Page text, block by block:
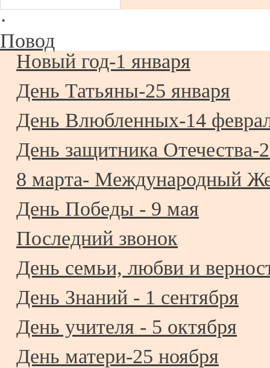
·
Повод
Новый год-1 января
День Татьяны-25 января
День Влюбленных-14
День защитника Отечества-
8 марта- Международный
День Победы - 9 мая
Последний звонок
День семьи, любви и
День Знаний - 1 сентября
День учителя - 5 октября
День матери-25 ноября